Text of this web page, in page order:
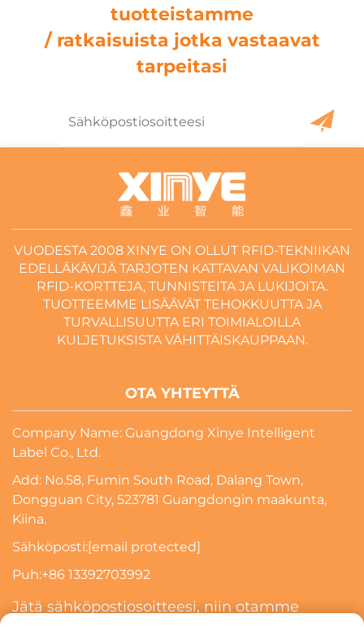
tuotteistamme
/ ratkaisuista jotka vastaavat
tarpeitasi
VUODESTA 2008 XINYE ON OLLUT RFID-TEKNIIKAN
EDELLÄKÄVIJÄ TARJOTEN KATTAVAN VALIKOIMAN
RFID-KORTTEJA, TUNNISTEITA JA LUKIJOITA.
TUOTTEEMME LISÄÄVÄT TEHOKKUUTTA JA
TURVALLISUUTTA ERI TOIMIALOILLA
KULJETUKSISTA VÄHITTÄISKAUPPAAN.
OTA YHTEYTTÄ
Company Name: Guangdong Xinye Intelligent
Label Co., Ltd.
Add: No.58, Fumin South Road, Dalang Town,
Dongguan City, 523781 Guangdongin maakunta,
Kiina.
Sähköposti:[email protected]
Puh:+86 13392703992
Jätä sähköpostiosoitteesi, niin otamme